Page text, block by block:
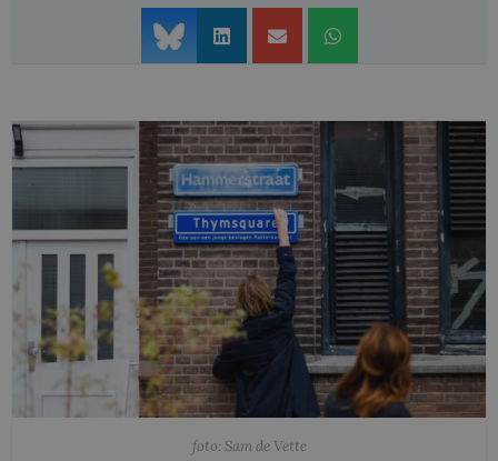
foto: Sam de Vette